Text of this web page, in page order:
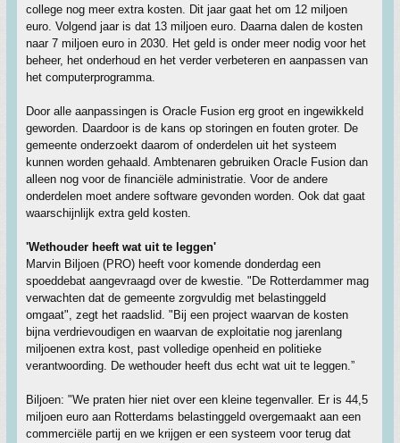
college nog meer extra kosten. Dit jaar gaat het om 12 miljoen
euro. Volgend jaar is dat 13 miljoen euro. Daarna dalen de kosten
naar 7 miljoen euro in 2030. Het geld is onder meer nodig voor het
beheer, het onderhoud en het verder verbeteren en aanpassen van
het computerprogramma.
Door alle aanpassingen is Oracle Fusion erg groot en ingewikkeld
geworden. Daardoor is de kans op storingen en fouten groter. De
gemeente onderzoekt daarom of onderdelen uit het systeem
kunnen worden gehaald. Ambtenaren gebruiken Oracle Fusion dan
alleen nog voor de financiële administratie. Voor de andere
onderdelen moet andere software gevonden worden. Ook dat gaat
waarschijnlijk extra geld kosten.
'Wethouder heeft wat uit te leggen'
Marvin Biljoen (PRO) heeft voor komende donderdag een
spoeddebat aangevraagd over de kwestie. "De Rotterdammer mag
verwachten dat de gemeente zorgvuldig met belastinggeld
omgaat", zegt het raadslid. "Bij een project waarvan de kosten
bijna verdrievoudigen en waarvan de exploitatie nog jarenlang
miljoenen extra kost, past volledige openheid en politieke
verantwoording. De wethouder heeft dus echt wat uit te leggen.”
Biljoen: "We praten hier niet over een kleine tegenvaller. Er is 44,5
miljoen euro aan Rotterdams belastinggeld overgemaakt aan een
commerciële partij en we krijgen er een systeem voor terug dat